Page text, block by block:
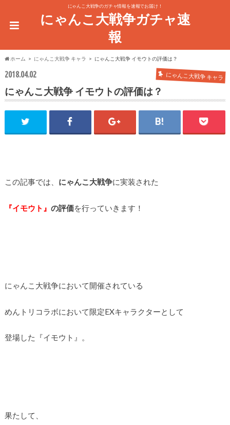
にゃんこ大戦争のガチャ情報を速報でお届け！
にゃんこ大戦争ガチャ速
報
ホーム にゃんこ大戦争 キャラ にゃんこ大戦争 イモウトの評価は？
2018.04.02 にゃんこ大戦争 キャラ
にゃんこ大戦争 イモウトの評価は？
この記事では、 にゃんこ大戦争に実装された
『イモウト』 の評価を行っていきます！
にゃんこ大戦争において開催されている
めんトリコラボにおいて限定EXキャラクターとして
登場した『イモウト』。
果たして、